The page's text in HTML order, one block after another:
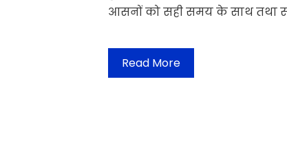
आसनों को सही समय के साथ तथा
Read More